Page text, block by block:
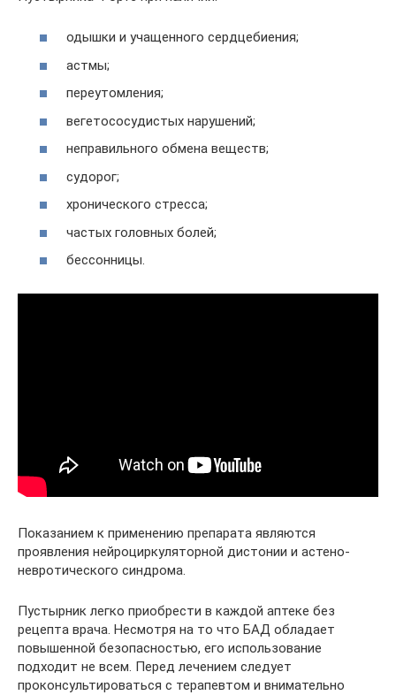
одышки и учащенного сердцебиения;
астмы;
переутомления;
вегетососудистых нарушений;
неправильного обмена веществ;
судорог;
хронического стресса;
частых головных болей;
бессонницы.
Показанием к применению препарата являются
проявления нейроциркуляторной дистонии и астено-
невротического синдрома.
Пустырник легко приобрести в каждой аптеке без
рецепта врача. Несмотря на то что БАД обладает
повышенной безопасностью, его использование
подходит не всем. Перед лечением следует
проконсультироваться с терапевтом и внимательно